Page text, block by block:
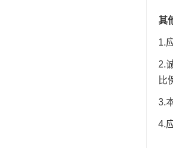
其
1.
2.
比
3.
4.